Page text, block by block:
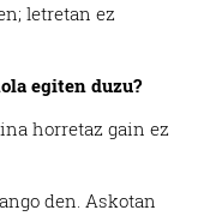
letretan ez
egiten duzu?
horretaz gain ez
den. Askotan